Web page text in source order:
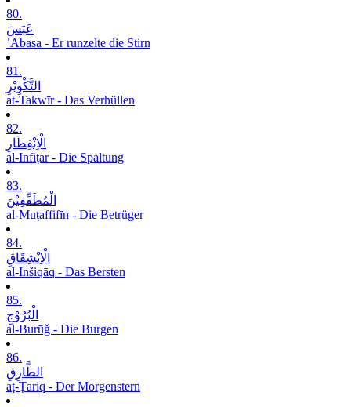
80.
عَبَسَ
ʿAbasa - Er runzelte die Stirn
81.
التَّکْوِیْرِ
at-Takwīr - Das Verhüllen
82.
الْاِنْفِطَارِ
al-Infiṭār - Die Spaltung
83.
الْمُطَفِّفِیْنَ
al-Muṭaffifīn - Die Betrüger
84.
الْاِنْشِقَاقِ
al-Inšiqāq - Das Bersten
85.
الْبُرُوْجِ
al-Burūǧ - Die Burgen
86.
الطَّارِقِ
aṭ-Ṭāriq - Der Morgenstern